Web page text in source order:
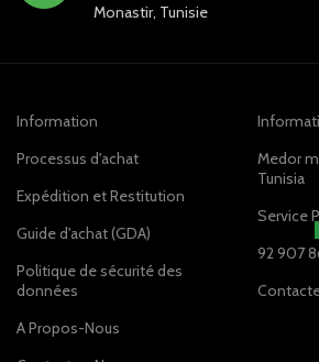
Monastir, Tunisie
Information
Processus d'achat
Expédition et Restitution
Guide d'achat (GDA)
Politique de sécurité des
données
A Propos-Nous
Medor
Tunisia
Service
92 907